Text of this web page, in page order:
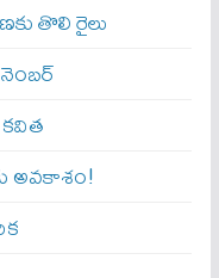
తొలి రైలు
కవిత
అవకాశం!